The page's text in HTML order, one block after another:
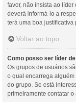
favor, não insista ao
deverá informá-lo a
terá uma boa justificativa
Voltar ao topo
Como posso ser líder
Os grupos de usuários
o qual encarrega
do grupo. Se está
primeiramente contatar